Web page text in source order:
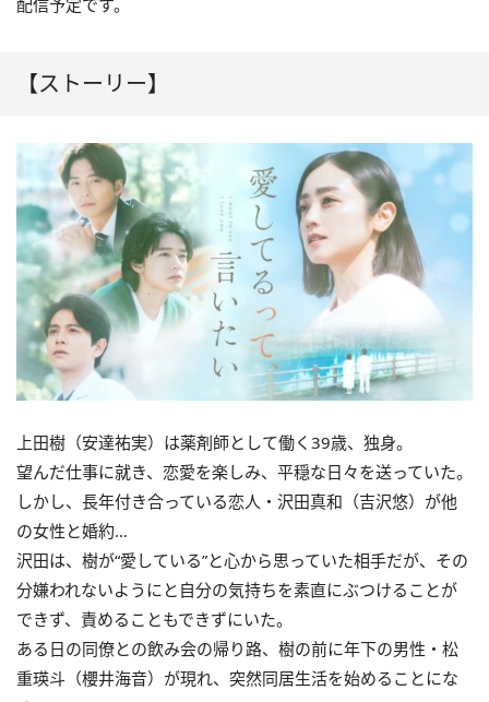
配信予定です。
【ストーリー】
上田樹（安達祐実）は薬剤師として働く39歳、独身。
望んだ仕事に就き、恋愛を楽しみ、平穏な日々を送っていた。
しかし、長年付き合っている恋人・沢田真和（吉沢悠）が他
の女性と婚約…
沢田は、樹が“愛している”と心から思っていた相手だが、その
分嫌われないようにと自分の気持ちを素直にぶつけることが
できず、責めることもできずにいた。
ある日の同僚との飲み会の帰り路、樹の前に年下の男性・松
重瑛斗（櫻井海音）が現れ、突然同居生活を始めることにな